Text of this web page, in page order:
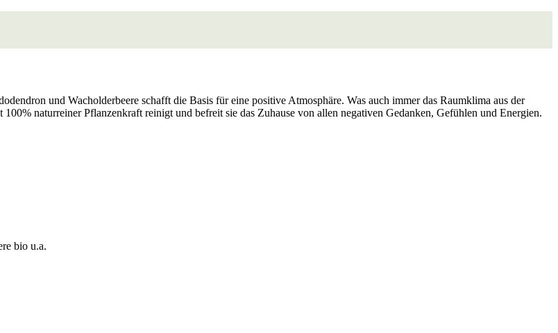
und Wacholderbeere schafft die Basis für eine positive Atmosphäre. Was auch immer das Raumklima aus der
naturreiner Pflanzenkraft reinigt und befreit sie das Zuhause von allen negativen Gedanken, Gefühlen und Energien.
bio u.a.